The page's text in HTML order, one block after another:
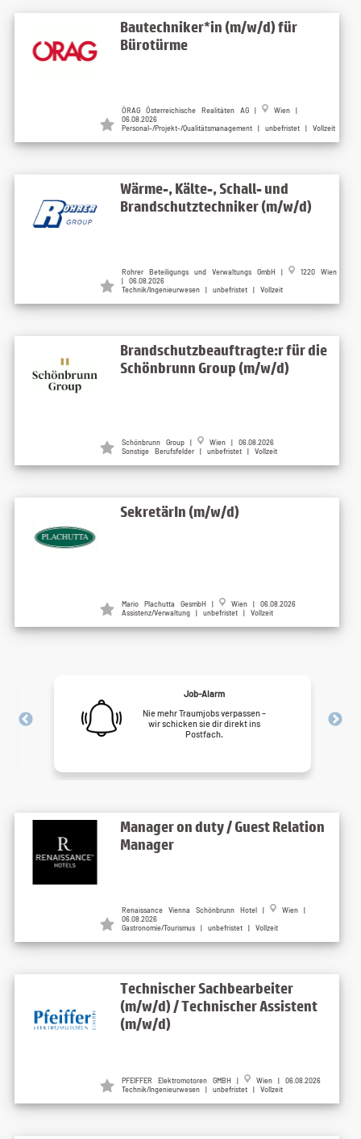
Bautechniker*in (m/w/d) für
Bürotürme
ÖRAG Österreichische Realitäten AG |
Wien |
06.08.2026
Personal-/Projekt-/Qualitätsmanagement | unbefristet | Vollzeit
Wärme-, Kälte-, Schall- und
Brandschutztechniker (m/w/d)
Rohrer Beteiligungs und Verwaltungs GmbH |
1220 Wien
| 06.08.2026
Technik/Ingenieurwesen | unbefristet | Vollzeit
Brandschutzbeauftragte:r für die
Schönbrunn Group (m/w/d)
Schönbrunn Group |
Wien | 06.08.2026
Sonstige Berufsfelder | unbefristet | Vollzeit
SekretärIn (m/w/d)
Mario Plachutta GesmbH |
Wien | 06.08.2026
Assistenz/Verwaltung | unbefristet | Vollzeit
Job-Alarm
Nie mehr Traumjobs verpassen –
wir schicken sie dir direkt ins
Postfach.
Manager on duty / Guest Relation
Manager
Renaissance Vienna Schönbrunn Hotel |
Wien |
06.08.2026
Gastronomie/Tourismus | unbefristet | Vollzeit
Technischer Sachbearbeiter
(m/w/d) / Technischer Assistent
(m/w/d)
PFEIFFER Elektromotoren GMBH |
Wien | 06.08.2026
Technik/Ingenieurwesen | unbefristet | Vollzeit